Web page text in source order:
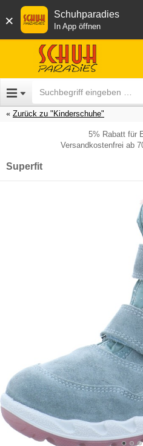
× Schuhparadies
In App öffnen
Zurück zu "Kinderschuhe"
5% Rabatt für
Versandkostenfrei ab
Superfit